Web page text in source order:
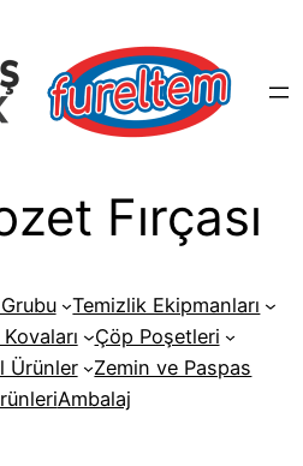
Fırçası
Temizlik Ekipmanları
Çöp Poşetleri
Ürünler
Zemin ve Paspas
Ambalaj